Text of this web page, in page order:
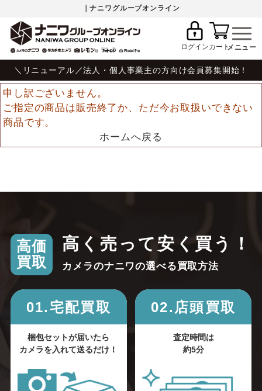
｜ナニワグループオンライン
ログインカート
＼リニューアル／法人・個人事業主の方向け会員募集開始！
申し訳ございません。
ご指定の商品は販売終了か、ただ今お取扱いできない
商品です。
ホームへ戻る
高価
買取
高く売って安く買う！
カメラのナニワの選べる買取方法
01.宅配買取
梱包セットが届いたら
カメラを入れて送るだけ！
02.店頭買取
査定時間は
約5分